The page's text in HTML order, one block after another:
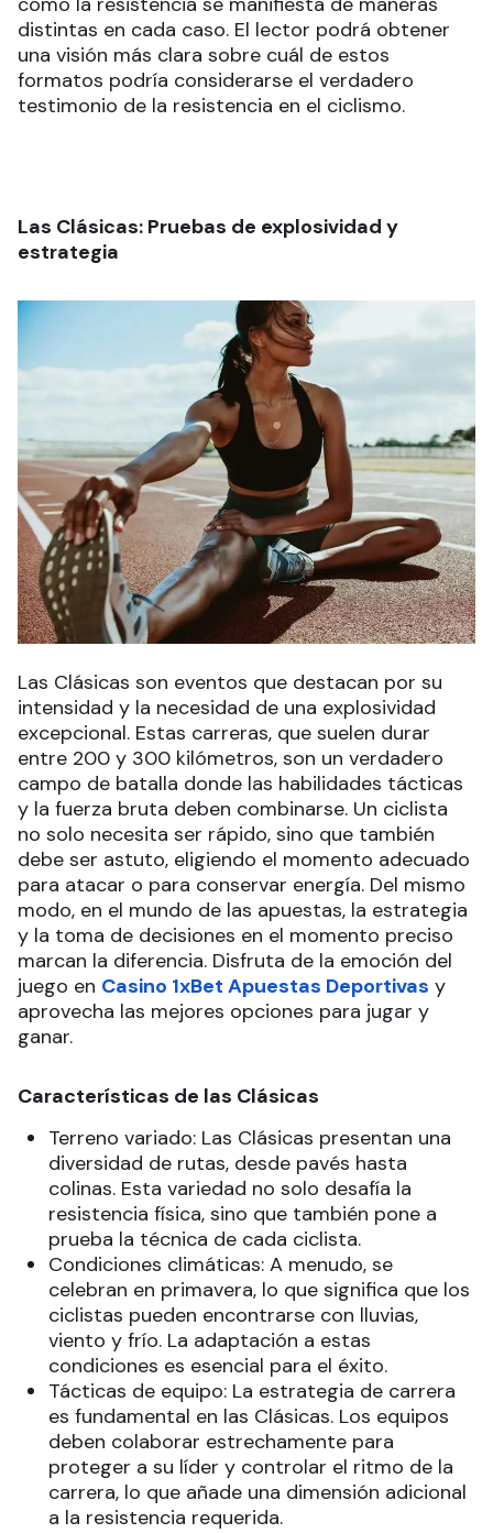
distintas en cada caso. El lector podrá obtener
una visión más clara sobre cuál de estos
formatos podría considerarse el verdadero
testimonio de la resistencia en el ciclismo.
Las Clásicas: Pruebas de explosividad y
estrategia
Las Clásicas son eventos que destacan por su
intensidad y la necesidad de una explosividad
excepcional. Estas carreras, que suelen durar
entre 200 y 300 kilómetros, son un verdadero
campo de batalla donde las habilidades tácticas
y la fuerza bruta deben combinarse. Un ciclista
no solo necesita ser rápido, sino que también
debe ser astuto, eligiendo el momento adecuado
para atacar o para conservar energía. Del mismo
modo, en el mundo de las apuestas, la estrategia
y la toma de decisiones en el momento preciso
marcan la diferencia. Disfruta de la emoción del
juego en Casino 1xBet Apuestas Deportivas y
aprovecha las mejores opciones para jugar y
ganar.
Características de las Clásicas
Terreno variado: Las Clásicas presentan una
diversidad de rutas, desde pavés hasta
colinas. Esta variedad no solo desafía la
resistencia física, sino que también pone a
prueba la técnica de cada ciclista.
Condiciones climáticas: A menudo, se
celebran en primavera, lo que significa que los
ciclistas pueden encontrarse con lluvias,
viento y frío. La adaptación a estas
condiciones es esencial para el éxito.
Tácticas de equipo: La estrategia de carrera
es fundamental en las Clásicas. Los equipos
deben colaborar estrechamente para
proteger a su líder y controlar el ritmo de la
carrera, lo que añade una dimensión adicional
a la resistencia requerida.